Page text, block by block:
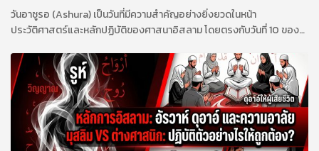
วันอาซูรอ (Ashura) เป็นวันที่มีความสำคัญอย่างยิ่งยวดในหน้า
ประวัติศาสตร์และหลักปฏิบัติของศาสนาอิสลาม โดยตรงกับวันที่ 10 ของ
ศักราช) คำว่า "อาซูรอ" (عاشوراء) มีรากศัพท์มาจากภาษาอาหรับที่แปลว่า
"สิบ" แม้จะเป็นวันเดียวกันในปฏิทิน แต่ความหมาย เหตุการณ์ประวัติศาสตร์ที่
ระลึกถึง รวมถึงรูปแบบการปฏิบัติศาสนกิจและประเพณีกลับมีความแตก
ต่างกันอย่างชัดเจนระหว่างมุสลิมสองนิกายหลัก คือ ซุนนีย์ และ ชีอะฮ์ ดัง
รายละเอียดต่อไปนี้